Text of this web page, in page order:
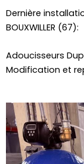
Dernière
BOUXWILLER (67):
Adoucisseurs
Modification et